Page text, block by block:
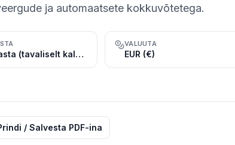
ja automaatsete kokkuvõtetega.
Majandusaasta (tavaliselt kalendriaasta, jaan.–dets.)
VALUUTA
EUR (€)
/ Salvesta PDF-ina